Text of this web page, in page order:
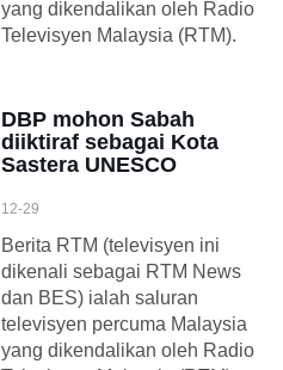
yang dikendalikan oleh Radio
Televisyen Malaysia (RTM).
DBP mohon Sabah
diiktiraf sebagai Kota
Sastera UNESCO
12-29
Berita RTM (televisyen ini
dikenali sebagai RTM News
dan BES) ialah saluran
televisyen percuma Malaysia
yang dikendalikan oleh Radio